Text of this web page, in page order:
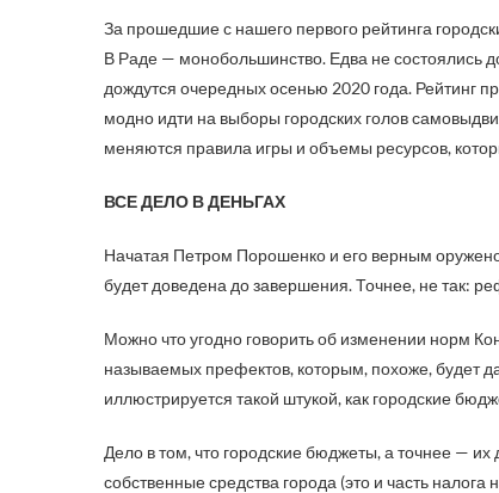
За прошедшие с нашего первого рейтинга
В Раде — монобольшинство. Едва не состоялись
дождутся очередных осенью 2020 года. Рейтинг
модно идти на выборы городских голов
меняются правила игры и объемы ресурсов,
ВСЕ ДЕЛО В ДЕНЬГАХ
Начатая Петром Порошенко и его верным
будет доведена до завершения. Точнее, не так:
Можно что угодно говорить об изменении норм
называемых префектов, которым, похоже, будет
иллюстрируется такой штукой, как городские
Дело в том, что городские бюджеты, а точнее —
собственные средства города (это и часть